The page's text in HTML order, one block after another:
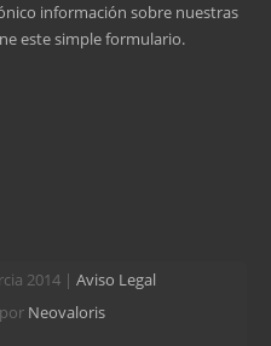
información sobre nuestras
este simple formulario.
2014 | Aviso Legal
Neovaloris